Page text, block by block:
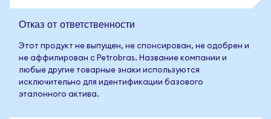
Отказ от ответственности
Этот продукт не выпущен, не спонсирован, не одобрен и
не аффилирован с Petrobras. Название компании и
любые другие товарные знаки используются
исключительно для идентификации базового
эталонного актива.